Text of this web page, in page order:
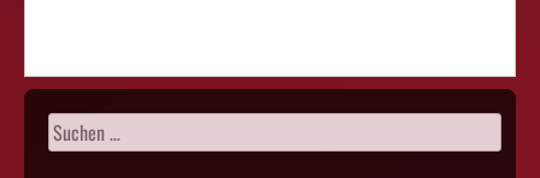
Suchen
nach: